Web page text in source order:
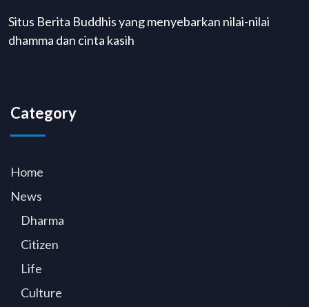
Situs Berita Buddhis yang menyebarkan nilai-nilai
dhamma dan cinta kasih
Category
Home
News
Dharma
Citizen
Life
Culture